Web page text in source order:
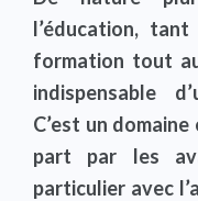
l’éducation,
formation tout
indispensable
C’est un
part par les
particulier avec